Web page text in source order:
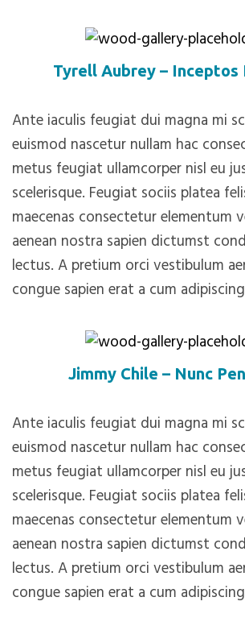
Tyrell Aubrey – Inceptos
Ante iaculis feugiat dui magna mi
euismod nascetur nullam hac
metus feugiat ullamcorper nisl eu
scelerisque. Feugiat sociis platea
maecenas consectetur elementum
aenean nostra sapien dictumst
lectus. A pretium orci vestibulum
congue sapien erat a cum
Jimmy Chile – Nunc
Ante iaculis feugiat dui magna mi
euismod nascetur nullam hac
metus feugiat ullamcorper nisl eu
scelerisque. Feugiat sociis platea
maecenas consectetur elementum
aenean nostra sapien dictumst
lectus. A pretium orci vestibulum
congue sapien erat a cum